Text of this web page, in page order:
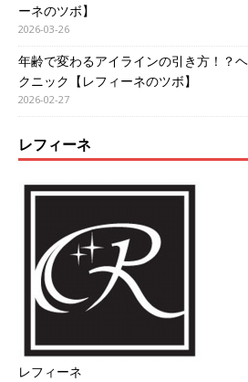
ーネのツボ】
2026-03-26
年齢で変わるアイラインの引き方！？
クニック【レフィーネのツボ】
2026-02-27
レフィーネ
レフィーネ